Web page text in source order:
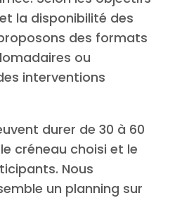
la disponibilité des
des formats
ou
interventions
durer de 30 à 60
créneau choisi et le
Nous
un planning sur